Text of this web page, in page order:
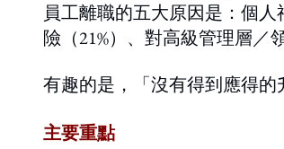
員工離職的五大原因是：個
險（21%）、對高級管理層／
有趣的是，「沒有得到應得的
主要重點